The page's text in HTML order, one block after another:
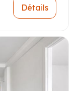
Détails